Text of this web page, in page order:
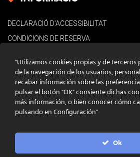
DECLARACIÓ D’ACCESSIBILITAT
CONDICIONS DE RESERVA
POLÍTICA DE COOKIES
CONTACTE
"Utilizamos cookies propias y de terceros
de la navegación de los usuarios,
recabar información sobre las
pulsar el botón "OK" consiente dichas
más información, o bien conocer cómo
pulsando en Configuración"
Ok